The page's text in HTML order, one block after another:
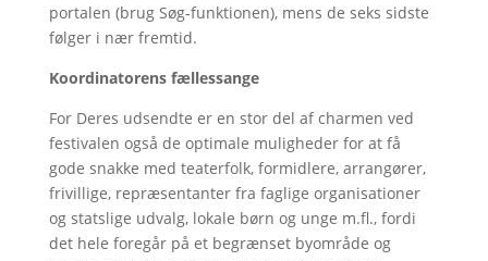
portalen (brug Søg-funktionen), mens de seks sidste
følger i nær fremtid.
Koordinatorens fællessange
For Deres udsendte er en stor del af charmen ved
festivalen også de optimale muligheder for at få
gode snakke med teaterfolk, formidlere, arrangører,
frivillige, repræsentanter fra faglige organisationer
og statslige udvalg, lokale børn og unge m.fl., fordi
det hele foregår på et begrænset byområde og